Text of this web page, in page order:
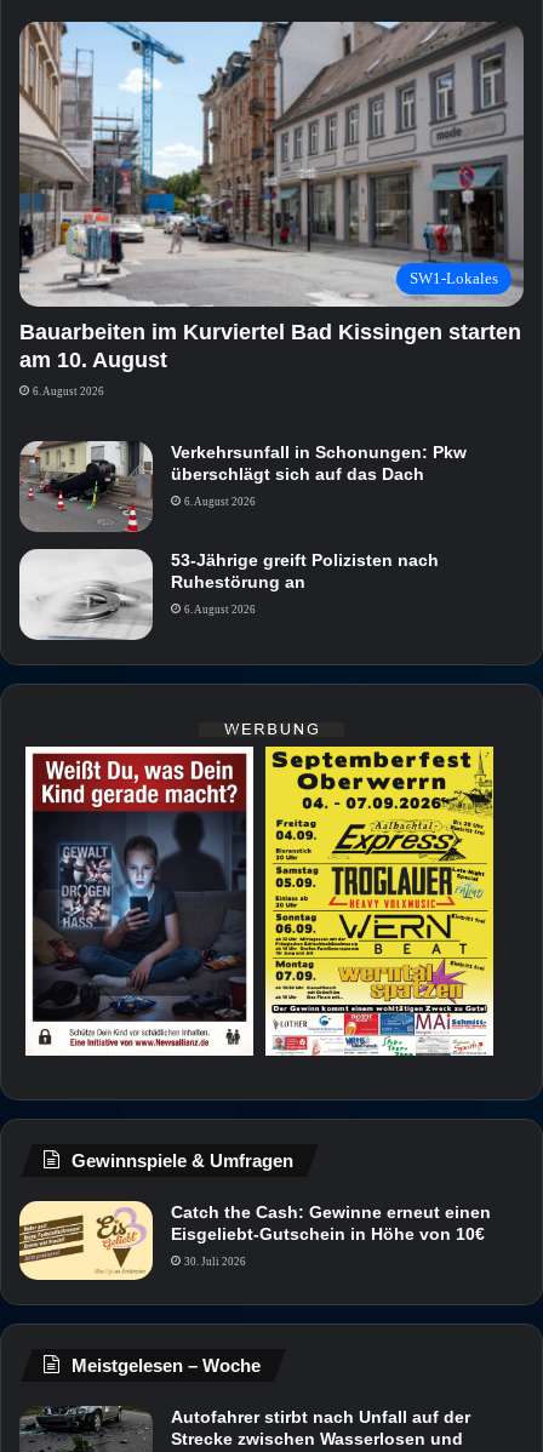
SW1-Lokales
Bauarbeiten im Kurviertel Bad Kissingen starten
am 10. August
6. August 2026
Verkehrsunfall in Schonungen: Pkw
überschlägt sich auf das Dach
6. August 2026
53-Jährige greift Polizisten nach
Ruhestörung an
6. August 2026
Gewinnspiele & Umfragen
Catch the Cash: Gewinne erneut einen
Eisgeliebt-Gutschein in Höhe von 10€
30. Juli 2026
Meistgelesen – Woche
Autofahrer stirbt nach Unfall auf der
Strecke zwischen Wasserlosen und